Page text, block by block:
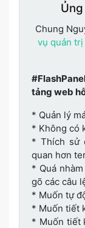
Chung
vụ quản
tảng web
* Quản lý
* Không có
* Thích sử
quan hơn
* Quá
gõ các câu
* Muốn tự
* Muốn tiết
* Muốn tiết